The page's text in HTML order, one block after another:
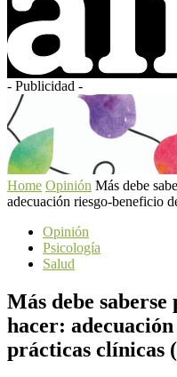
- Publicidad -
Home Opinión Más debe
adecuación riesgo-beneficio
Opinión
Psicología
Salud
Más debe
hacer:
prácticas clínicas